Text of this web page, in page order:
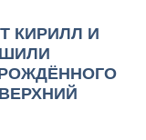
КИРИЛЛ И